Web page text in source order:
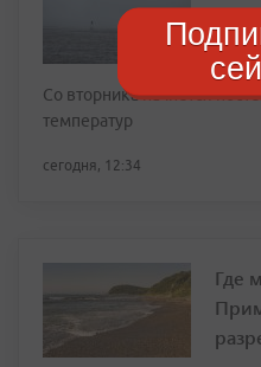
Со вторника начнётся
температур
сегодня, 12:34
Где